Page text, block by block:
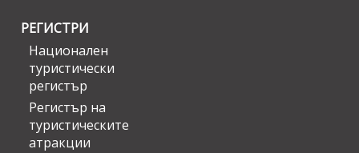
РЕГИСТРИ
Национален
туристически
регистър
Регистър на
туристическите
атракции